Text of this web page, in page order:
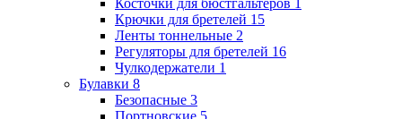
Крючки для бретелей 15
Ленты тоннельные 2
Регуляторы для бретелей 16
Чулкодержатели 1
Булавки 8
Безопасные 3
Портновские 5